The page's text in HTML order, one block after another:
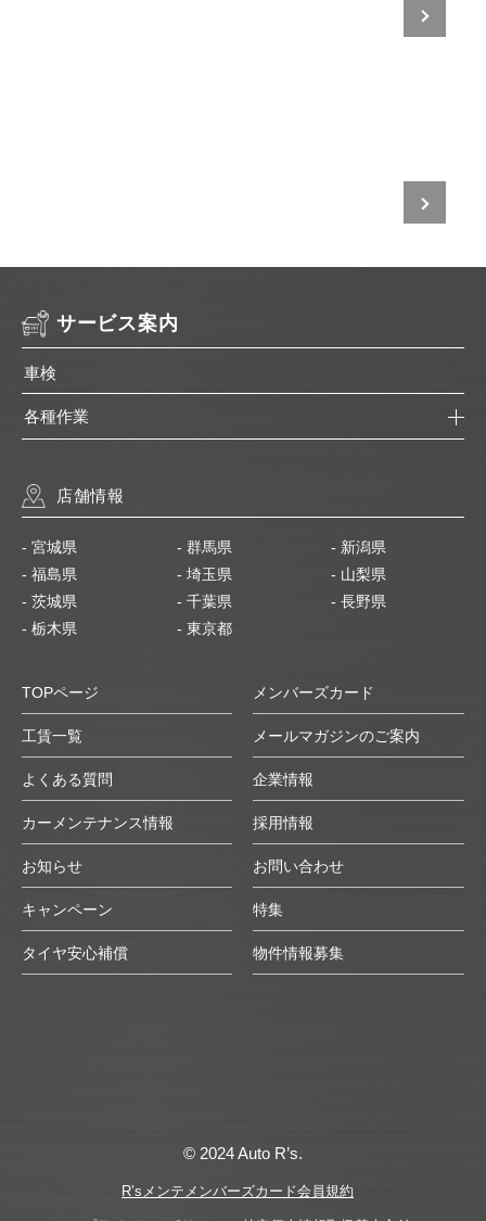
サービス案内
車検
各種作業
店舗情報
- 宮城県
- 福島県
- 茨城県
- 栃木県
- 群馬県
- 埼玉県
- 千葉県
- 東京都
- 新潟県
- 山梨県
- 長野県
TOPページ メンバーズカード
工賃一覧 メールマガジンのご案内
よくある質問 企業情報
カーメンテナンス情報 採用情報
お知らせ お問い合わせ
キャンペーン 特集
タイヤ安心補償 物件情報募集
© 2024 Auto R’s.
R’sメンテメンバーズカード会員規約